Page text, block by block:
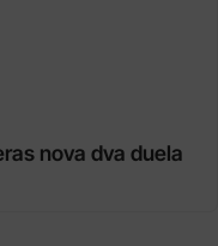
nova dva duela